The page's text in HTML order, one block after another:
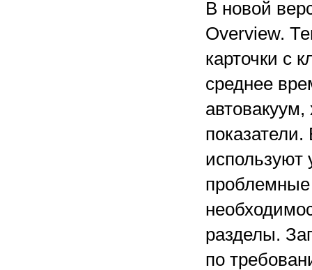
В новой
Overview.
карточки с
среднее
используют
проблемные
разделы.
по